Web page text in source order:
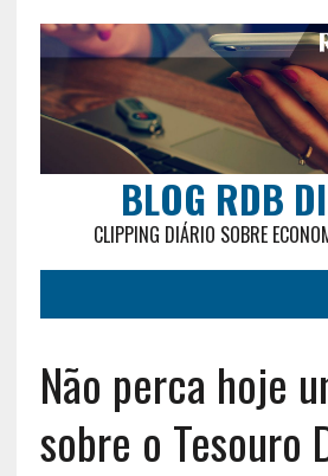
BLOG RDB
CLIPPING DIÁRIO SOBRE
Não perca hoje
sobre o Tesouro